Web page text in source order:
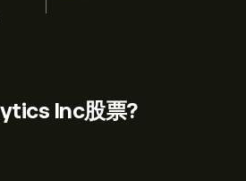
Inc股票?